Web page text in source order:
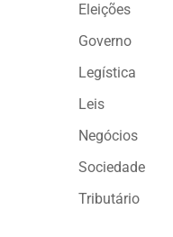
Eleições
Governo
Legística
Leis
Negócios
Sociedade
Tributário